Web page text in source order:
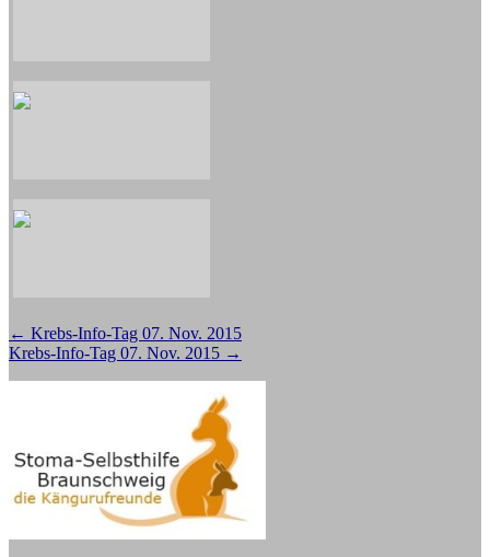
Beitragsnavigation
← Krebs-Info-Tag 07. Nov. 2015
Krebs-Info-Tag 07. Nov. 2015 →